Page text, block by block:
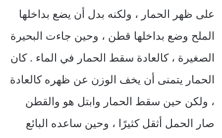
على ظهر الحمار ، ولكنه بدل أن يضع بداخلها
الملح وضع بداخلها قطن ، وحين جاءت البحيرة
الصغيرة ، كالعادة سقط الحمار في الماء . كان
الحمار يتمنى أن يخف الوزن عن ظهره كالعادة
، ولكن حين سقط الحمار وابتل هو والقطن
صار الحمل أثقل كثيرًا ، وحين ساعده البائع